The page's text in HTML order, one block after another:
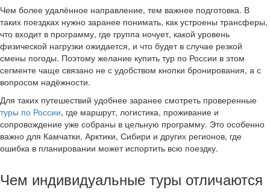
Чем более удалённое направление, тем важнее подготовка. В
таких поездках нужно заранее понимать, как устроены трансферы,
что входит в программу, где группа ночует, какой уровень
физической нагрузки ожидается, и что будет в случае резкой
смены погоды. Поэтому желание купить тур по России в этом
сегменте чаще связано не с удобством кнопки бронирования, а с
вопросом надёжности.
Для таких путешествий удобнее заранее смотреть проверенные
туры по России, где маршрут, логистика, проживание и
сопровождение уже собраны в цельную программу. Это особенно
важно для Камчатки, Арктики, Сибири и других регионов, где
ошибка в планировании может испортить всю поездку.
Чем индивидуальные туры отличаются